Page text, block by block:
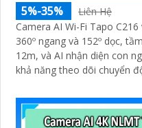
5%-35%
Liên Hệ
Camera AI Wi-Fi Tapo
360º ngang và 152º dọc,
12m, và AI nhận diện con
khả năng theo dõi chuyển